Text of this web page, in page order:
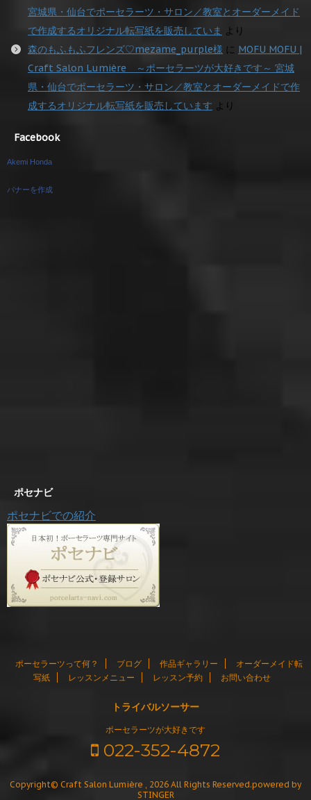
宮城県・仙台でポーセラーツ・サロン／教室とオーダーメイド
で作成するオリジナル転写紙を販売していま より
森のもふもふフレンズ♡mezame_purple様 に MOFU MOFU |
Craft Salon Lumière ～ポーセラーツが大好きです～ 宮城
県・仙台でポーセラーツ・サロン／教室とオーダーメイドで作
成するオリジナル転写紙を販売しています より
Facebook
Akemi Honda
バナーを作成
ポセナビ
ポセナビでの紹介
ポーセラーツって何？ ブログ 作品ギャラリー
オーダーメイド転
写紙
レッスンメニュー レッスン予約 お問い合わせ
トライバルソーサー
ポーセラーツが大好きです
022-352-4872
Copyright© Craft Salon Lumière , 2026 All Rights Reserved.powered by
STINGER